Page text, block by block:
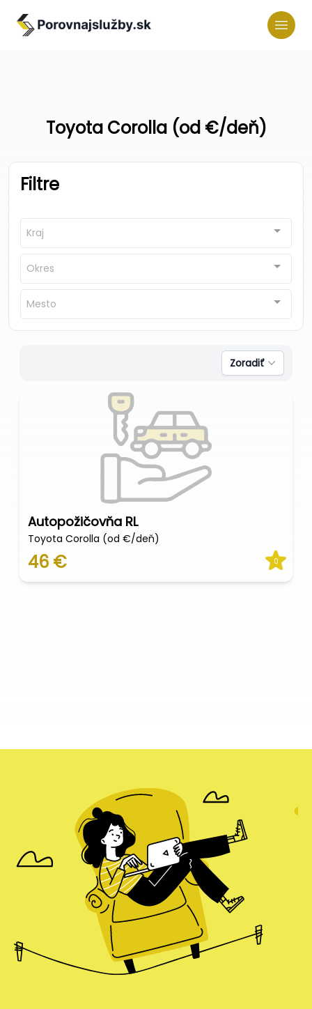
Toyota Corolla (od €/deň)
Filtre
Kraj
Okres
Mesto
Zoradiť
Autopožičovňa RL
Toyota Corolla (od €/deň)
46 € 0